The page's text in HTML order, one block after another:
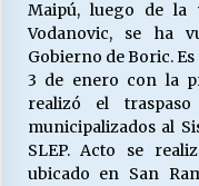
16/
28/
Maipú, luego de la
Vodanovic, se ha
Gobierno de Boric.
3 de enero con la
realizó el
municipalizados al
SLEP. Acto se
ubicado en San